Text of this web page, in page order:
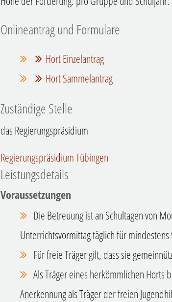
Onlineantrag und Formulare
Hort Einzelantrag
Hort Sammelantrag
Zuständige Stelle
das Regierungspräsidium
Regierungspräsidium Tübingen
Leistungsdetails
Voraussetzungen
Die Betreuung ist an Schultagen von
Unterrichtsvormittag täglich für
Für freie Träger gilt, dass sie
Als Träger eines herkömmlichen Horts
Anerkennung als Träger der freien